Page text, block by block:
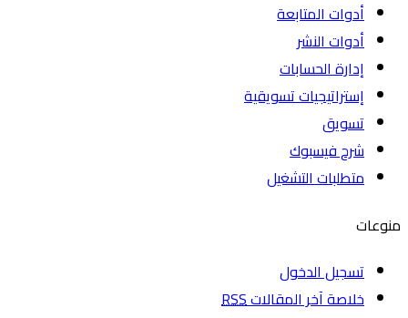
أدوات المتابعة
أدوات النشر
إدارة الحسابات
إستراتيجيات تسويقية
تسويق
شرح فيسبوك
متطلبات التشغيل
منوعات
تسجيل الدخول
خلاصة آخر المقالاتRSS